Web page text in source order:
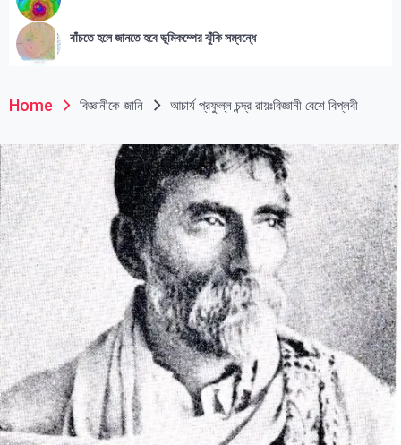
বাঁচতে হলে জানতে হবে ভূমিকম্পের ঝুঁকি সম্বন্ধে
Home বিজ্ঞানীকে জানি আচার্য প্রফুল্ল চন্দ্র রায়ঃবিজ্ঞানী বেশে বিপ্লবী